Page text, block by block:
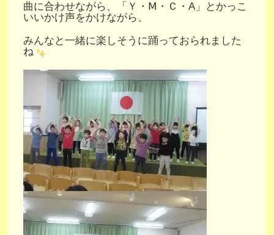
曲に合わせながら、「Ｙ・Ⅿ・Ｃ・A」とかっこ
いいかけ声をかけながら、
みんなと一緒に楽しそうに踊っておられました
ね